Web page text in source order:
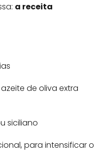
a receita
de oliva extra
siciliano
para intensificar o